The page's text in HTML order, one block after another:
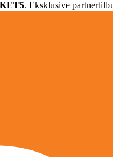
. Eksklusive